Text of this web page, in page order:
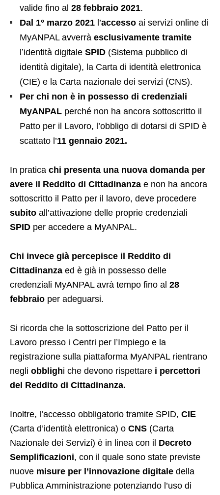
valide fino al 28 febbraio 2021.
Dal 1° marzo 2021 l’accesso ai servizi online di
MyANPAL avverrà esclusivamente tramite
l’identità digitale SPID (Sistema pubblico di
identità digitale), la Carta di identità elettronica
(CIE) e la Carta nazionale dei servizi (CNS).
Per chi non è in possesso di credenziali
MyANPAL perché non ha ancora sottoscritto il
Patto per il Lavoro, l’obbligo di dotarsi di SPID è
scattato l’11 gennaio 2021.
In pratica chi presenta una nuova domanda per
avere il Reddito di Cittadinanza e non ha ancora
sottoscritto il Patto per il lavoro, deve procedere
subito all’attivazione delle proprie credenziali
SPID per accedere a MyANPAL.
Chi invece già percepisce il Reddito di
Cittadinanza ed è già in possesso delle
credenziali MyANPAL avrà tempo fino al 28
febbraio per adeguarsi.
Si ricorda che la sottoscrizione del Patto per il
Lavoro presso i Centri per l’Impiego e la
registrazione sulla piattaforma MyANPAL rientrano
negli obblighi che devono rispettare i percettori
del Reddito di Cittadinanza.
Inoltre, l’accesso obbligatorio tramite SPID, CIE
(Carta d’identità elettronica) o CNS (Carta
Nazionale dei Servizi) è in linea con il Decreto
Semplificazioni, con il quale sono state previste
nuove misure per l’innovazione digitale della
Pubblica Amministrazione potenziando l’uso di